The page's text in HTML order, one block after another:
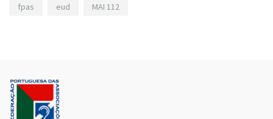
fpas eud MAI 112